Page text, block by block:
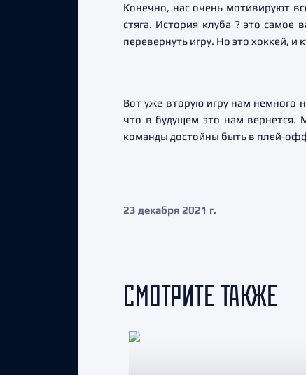
Конечно, нас очень мотивируют
стяга. История клуба ? это
перевернуть игру. Но это хоккей,
Вот уже вторую игру нам немного
что в будущем это нам вернется.
команды достойны быть в плей-
23 декабря 2021 г.
СМОТРИТЕ ТАКЖЕ